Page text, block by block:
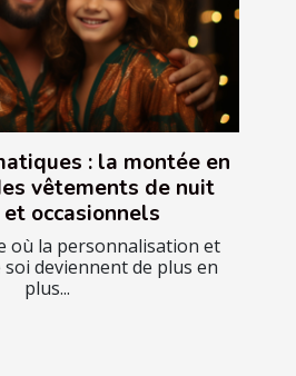
: la montée en
vêtements de nuit
occasionnels
où la personnalisation et
deviennent de plus en
plus...